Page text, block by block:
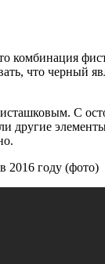
комбинация
что черный
С
другие
2016 году (фото)